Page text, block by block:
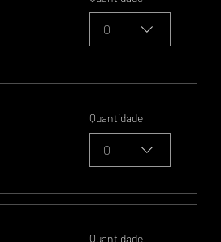
0
Quantidade
0
Quantidade